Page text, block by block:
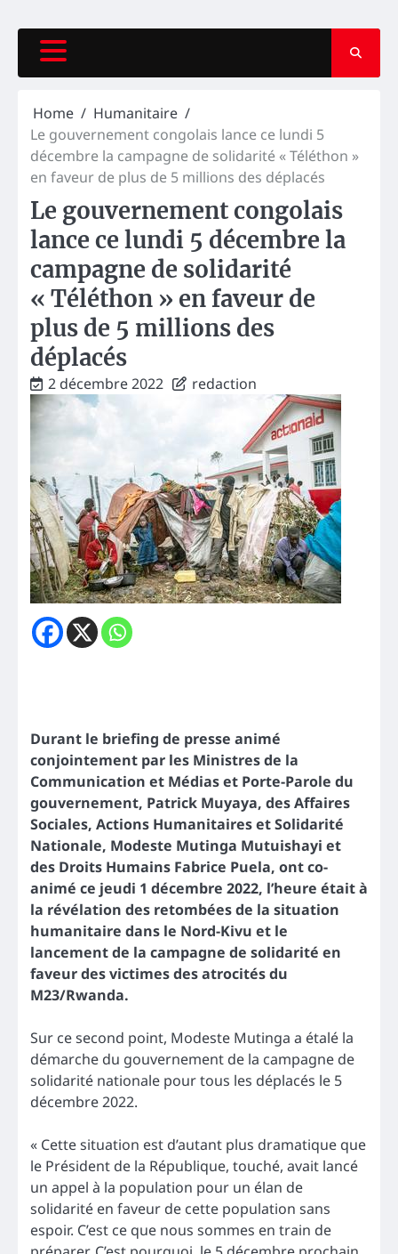
Home
Humanitaire
Le gouvernement congolais lance ce lundi 5
décembre la campagne de solidarité « Téléthon »
en faveur de plus de 5 millions des déplacés
Le gouvernement congolais
lance ce lundi 5 décembre la
campagne de solidarité
« Téléthon » en faveur de
plus de 5 millions des
déplacés
2 décembre 2022 redaction
Durant le briefing de presse animé
conjointement par les Ministres de la
Communication et Médias et Porte-Parole du
gouvernement, Patrick Muyaya, des Affaires
Sociales, Actions Humanitaires et Solidarité
Nationale, Modeste Mutinga Mutuishayi et
des Droits Humains Fabrice Puela, ont co-
animé ce jeudi 1 décembre 2022, l’heure était à
la révélation des retombées de la situation
humanitaire dans le Nord-Kivu et le
lancement de la campagne de solidarité en
faveur des victimes des atrocités du
M23/Rwanda.
Sur ce second point, Modeste Mutinga a étalé la
démarche du gouvernement de la campagne de
solidarité nationale pour tous les déplacés le 5
décembre 2022.
« Cette situation est d’autant plus dramatique que
le Président de la République, touché, avait lancé
un appel à la population pour un élan de
solidarité en faveur de cette population sans
espoir. C’est ce que nous sommes en train de